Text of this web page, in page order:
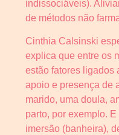
indissociáveis).
de métodos não
Cinthia Calsinski
explica que entre os
estão fatores ligados
apoio e presença de
marido, uma doula,
parto, por exemplo.
imersão (banheira),